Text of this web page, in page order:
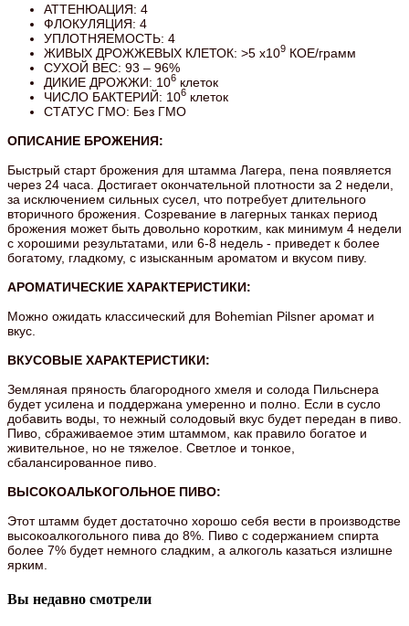
АТТЕНЮАЦИЯ: 4
ФЛОКУЛЯЦИЯ: 4
УПЛОТНЯЕМОСТЬ: 4
ЖИВЫХ ДРОЖЖЕВЫХ КЛЕТОК: >5 x109 КОЕ/грамм
СУХОЙ ВЕС: 93 – 96%
ДИКИЕ ДРОЖЖИ: 106 клеток
ЧИСЛО БАКТЕРИЙ: 106 клеток
СТАТУС ГМО: Без ГМО
ОПИСАНИЕ БРОЖЕНИЯ:
Быстрый старт брожения для штамма Лагера, пена появляется
через 24 часа. Достигает окончательной плотности за 2 недели,
за исключением сильных сусел, что потребует длительного
вторичного брожения. Созревание в лагерных танках период
брожения может быть довольно коротким, как минимум 4 недели
с хорошими результатами, или 6-8 недель - приведет к более
богатому, гладкому, с изысканным ароматом и вкусом пиву.
АРОМАТИЧЕСКИЕ ХАРАКТЕРИСТИКИ:
Можно ожидать классический для Bohemian Pilsner аромат и
вкус.
ВКУСОВЫЕ ХАРАКТЕРИСТИКИ:
Земляная пряность благородного хмеля и солода Пильснера
будет усилена и поддержана умеренно и полно. Если в сусло
добавить воды, то нежный солодовый вкус будет передан в пиво.
Пиво, сбраживаемое этим штаммом, как правило богатое и
живительное, но не тяжелое. Светлое и тонкое,
сбалансированное пиво.
ВЫСОКОАЛЬКОГОЛЬНОЕ ПИВО:
Этот штамм будет достаточно хорошо себя вести в производстве
высокоалкогольного пива до 8%. Пиво с содержанием спирта
более 7% будет немного сладким, а алкоголь казаться излишне
ярким.
Вы недавно смотрели